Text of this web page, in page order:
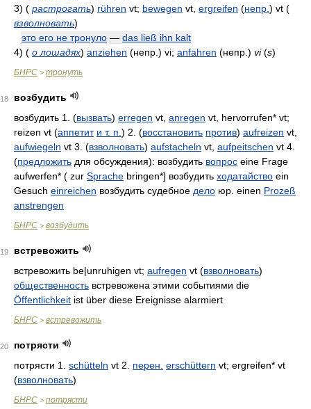
3) ( растрогать) rühren vt; bewegen vt, ergreifen (непр. ) vt (
взволновать)
это его не тронуло — das ließ ihn kalt
4) ( о лошадях) anziehen (непр.) vi; anfahren (непр.) vi(s)
БНРС > тронуть
18
возбудить
возбудить 1. (вызвать) erregen vt, anregen vt, hervorrufen* vt;
reizen vt (аппетит и т. п. ) 2. (восстановить против) aufreizen vt,
aufwiegeln vt 3. (взволновать) aufstacheln vt, aufpeitschen vt 4.
(предложить для обсуждения): возбудить вопрос eine Frage
aufwerfen* ( zur Sprache bringen*] возбудить ходатайство ein
Gesuch einreichen возбудить судебное дело юр. einen Prozeß
anstrengen
БНРС > возбудить
19
встревожить
встревожить be|unruhigen vt; aufregen vt (взволновать)
общественность встревожена этими событиями die
Öffentlichkeit ist über diese Ereignisse alarmiert
БНРС > встревожить
20
потрясти
потрясти 1. schütteln vt 2. перен. erschüttern vt; ergreifen* vt
(взволновать)
БНРС > потрясти